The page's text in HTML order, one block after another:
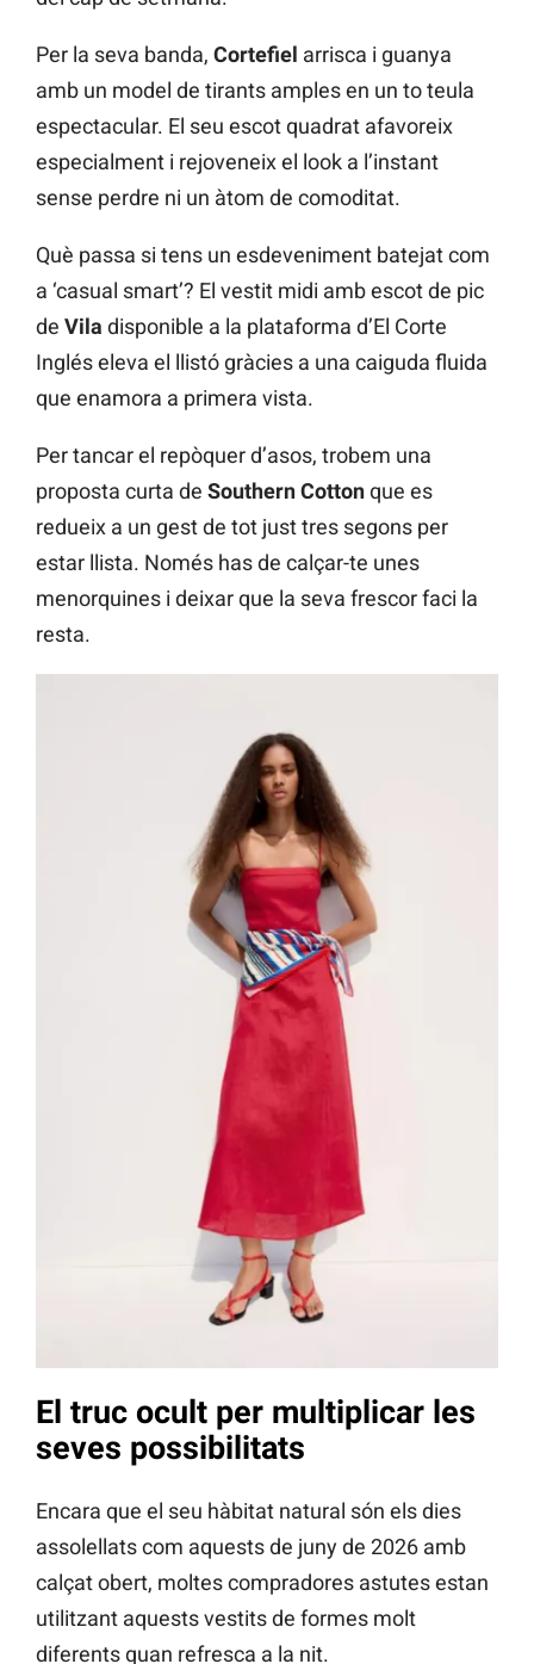
Per la seva banda, Cortefiel arrisca i guanya
amb un model de tirants amples en un to teula
espectacular. El seu escot quadrat afavoreix
especialment i rejoveneix el look a l’instant
sense perdre ni un àtom de comoditat.
Què passa si tens un esdeveniment batejat com
a ‘casual smart’? El vestit midi amb escot de pic
de Vila disponible a la plataforma d’El Corte
Inglés eleva el llistó gràcies a una caiguda fluida
que enamora a primera vista.
Per tancar el repòquer d’asos, trobem una
proposta curta de Southern Cottonque es
redueix a un gest de tot just tres segons per
estar llista. Només has de calçar-te unes
menorquines i deixar que la seva frescor faci la
resta.
El truc ocult per multiplicar les
seves possibilitats
Encara que el seu hàbitat natural són els dies
assolellats com aquests de juny de 2026 amb
calçat obert, moltes compradores astutes estan
utilitzant aquests vestits de formes molt
diferents quan refresca a la nit.